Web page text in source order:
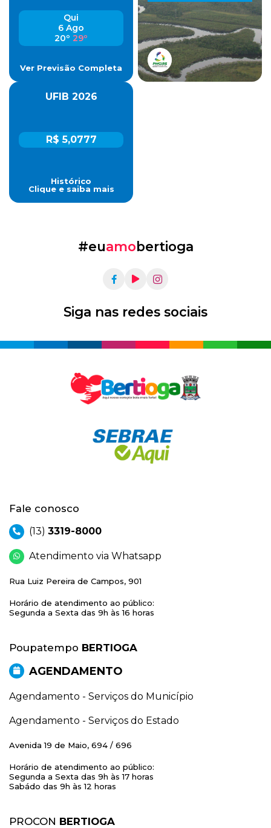
Qui
6 Ago
20º 29º
Ver Previsão Completa
UFIB 2026
R$ 5,0777
Histórico
Clique e saiba mais
#euamobertioga
Siga nas redes sociais
Fale conosco
(13) 3319-8000
Atendimento via Whatsapp
Rua Luiz Pereira de Campos, 901
Horário de atendimento ao público:
Segunda a Sexta das 9h às 16 horas
Poupatempo BERTIOGA
AGENDAMENTO
Agendamento - Serviços do Município
Agendamento - Serviços do Estado
Avenida 19 de Maio, 694 / 696
Horário de atendimento ao público:
Segunda a Sexta das 9h às 17 horas
Sabádo das 9h às 12 horas
PROCON BERTIOGA